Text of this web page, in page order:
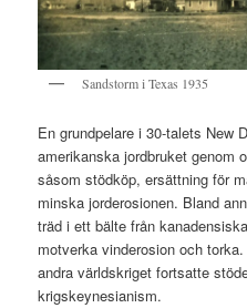
Sandstorm i Texas 1935
En grundpelare i 30-talets New
amerikanska jordbruket genom
såsom stödköp, ersättning för
minska jorderosionen. Bland
träd i ett bälte från
motverka vinderosion och
andra världskriget fortsatte
krigskeynesianism.